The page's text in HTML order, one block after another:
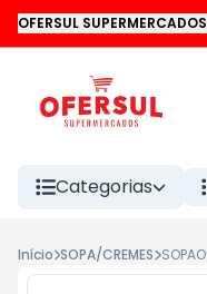
OFERSUL SUPERMERCADOS
Categorias
Início SOPA/CREMES